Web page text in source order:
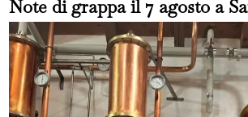
Note di grappa il 7 agosto a